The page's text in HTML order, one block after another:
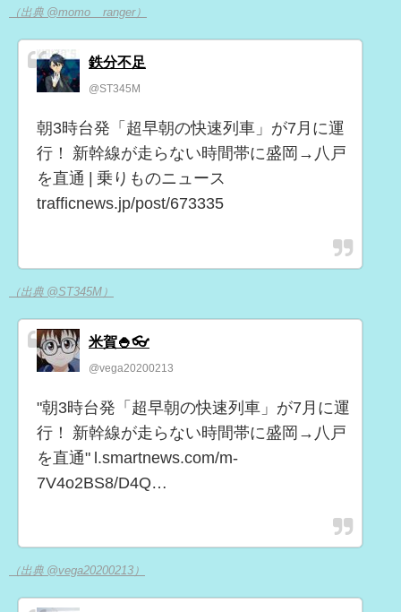
（出典 @momo__ranger）
鉄分不足
@ST345M
朝3時台発「超早朝の快速列車」が7月に運
行！ 新幹線が走らない時間帯に盛岡→八戸
を直通 | 乗りものニュース
trafficnews.jp/post/673335
（出典 @ST345M）
米賀🍚👓
@vega20200213
"朝3時台発「超早朝の快速列車」が7月に運
行！ 新幹線が走らない時間帯に盛岡→八戸
を直通" l.smartnews.com/m-
7V4o2BS8/D4Q…
（出典 @vega20200213）